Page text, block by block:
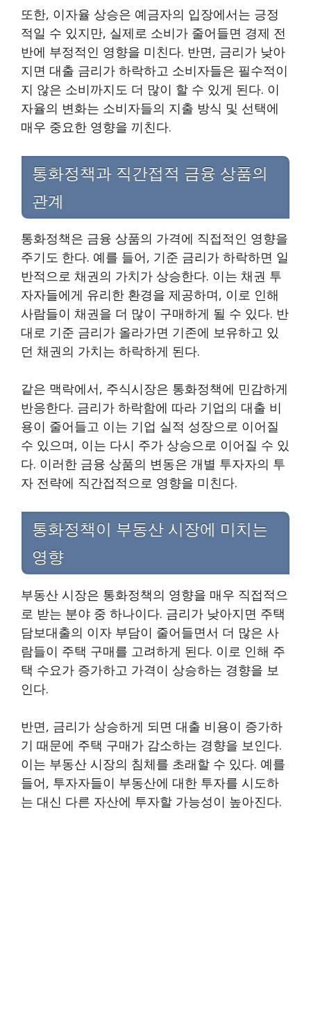
또한, 이자율 상승은 예금자의 입장에서는 긍정
적일 수 있지만, 실제로 소비가 줄어들면 경제 전
반에 부정적인 영향을 미친다. 반면, 금리가 낮아
지면 대출 금리가 하락하고 소비자들은 필수적이
지 않은 소비까지도 더 많이 할 수 있게 된다. 이
자율의 변화는 소비자들의 지출 방식 및 선택에
매우 중요한 영향을 끼친다.
통화정책과 직간접적 금융 상품의
관계
통화정책은 금융 상품의 가격에 직접적인 영향을
주기도 한다. 예를 들어, 기준 금리가 하락하면 일
반적으로 채권의 가치가 상승한다. 이는 채권 투
자자들에게 유리한 환경을 제공하며, 이로 인해
사람들이 채권을 더 많이 구매하게 될 수 있다. 반
대로 기준 금리가 올라가면 기존에 보유하고 있
던 채권의 가치는 하락하게 된다.
같은 맥락에서, 주식시장은 통화정책에 민감하게
반응한다. 금리가 하락함에 따라 기업의 대출 비
용이 줄어들고 이는 기업 실적 성장으로 이어질
수 있으며, 이는 다시 주가 상승으로 이어질 수 있
다. 이러한 금융 상품의 변동은 개별 투자자의 투
자 전략에 직간접적으로 영향을 미친다.
통화정책이 부동산 시장에 미치는
영향
부동산 시장은 통화정책의 영향을 매우 직접적으
로 받는 분야 중 하나이다. 금리가 낮아지면 주택
담보대출의 이자 부담이 줄어들면서 더 많은 사
람들이 주택 구매를 고려하게 된다. 이로 인해 주
택 수요가 증가하고 가격이 상승하는 경향을 보
인다.
반면, 금리가 상승하게 되면 대출 비용이 증가하
기 때문에 주택 구매가 감소하는 경향을 보인다.
이는 부동산 시장의 침체를 초래할 수 있다. 예를
들어, 투자자들이 부동산에 대한 투자를 시도하
는 대신 다른 자산에 투자할 가능성이 높아진다.